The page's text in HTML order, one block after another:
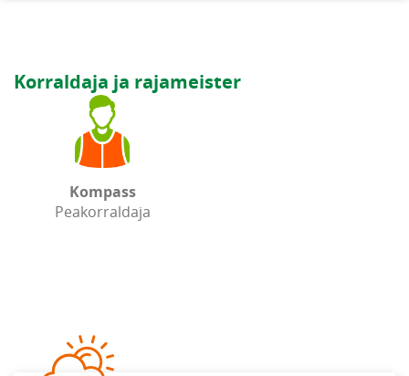
Korraldaja ja rajameister
Kompass
Peakorraldaja